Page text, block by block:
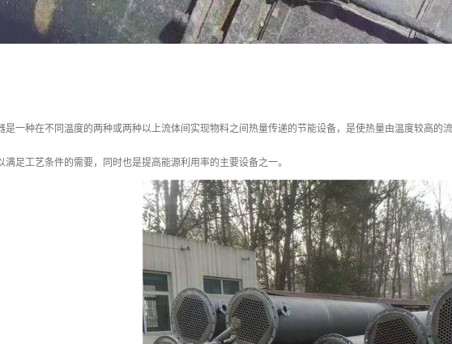
是一种在不同温度的两种或两种以上流体间实现物料之间热量传递的节能设备，是使热量由温度较高的
满足工艺条件的需要，同时也是提高能源利用率的主要设备之一。